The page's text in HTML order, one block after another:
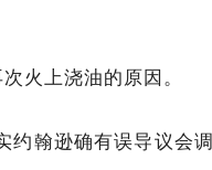
火上浇油的原因。
约翰逊确有误导议会调